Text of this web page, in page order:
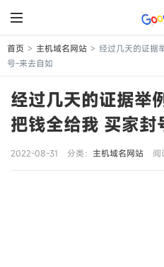
首页 > 主机域名网站 > 经过几天的证据
号-来去自如
经过几天的证据举
把钱全给我 买家
2022-08-31 分类： 主机域名网站 阅